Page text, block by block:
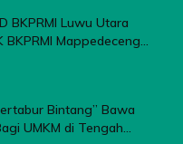
BKPRMI Luwu Utara
BKPRMI Mappedeceng...
Bintang” Bawa
UMKM di Tengah...